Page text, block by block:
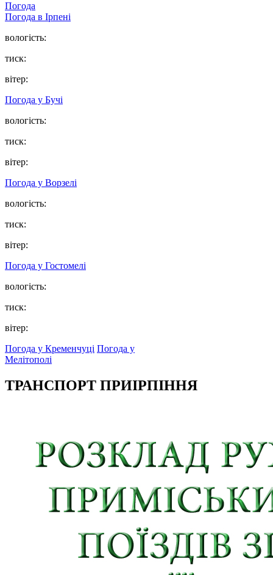
Погода
Погода в Ірпені
вологість:
тиск:
вітер:
Погода у Бучі
вологість:
тиск:
вітер:
Погода у Ворзелі
вологість:
тиск:
вітер:
Погода у Гостомелі
вологість:
тиск:
вітер:
Погода у Кременчуці Погода у
Мелітополі
ТРАНСПОРТ ПРИІРПІННЯ